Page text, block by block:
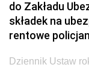
1929
1926
1923
do Zakładu
składek na
rentowe
Dziennik Ustaw